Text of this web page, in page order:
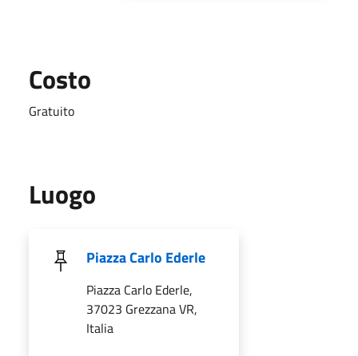
Costo
Gratuito
Luogo
Piazza Carlo Ederle
Piazza Carlo Ederle,
37023 Grezzana VR,
Italia